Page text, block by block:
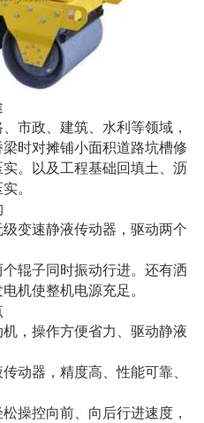
市政、建筑、水利等领域，
时对摊铺小面积道路坑槽修
。以及工程基础回填土、沥
。
变速静液传动器，驱动两个
辊子同时振动行进。还有洒
机使整机电源充足。
机，操作方便省力、驱动静液
动器，精度高、性能可靠、
操控向前、向后行进速度，